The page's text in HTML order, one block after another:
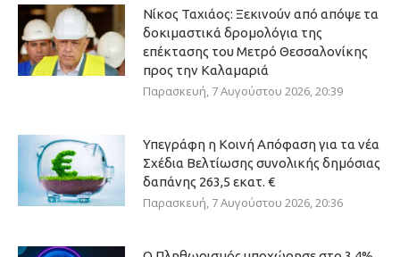
Νίκος Ταχιάος: Ξεκινούν από απόψε τα
δοκιμαστικά δρομολόγια της
επέκτασης του Μετρό Θεσσαλονίκης
προς την Καλαμαριά
Παρασκευή, 7 Αυγούστου 2026, 20:39
Υπεγράφη η Κοινή Απόφαση για τα νέα
Σχέδια Βελτίωσης συνολικής δημόσιας
δαπάνης 263,5 εκατ. €
Παρασκευή, 7 Αυγούστου 2026, 20:36